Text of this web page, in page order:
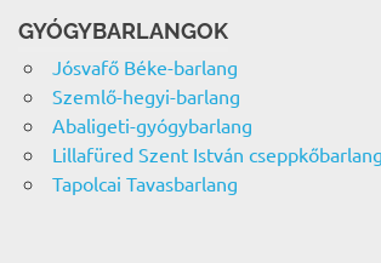
GYÓGYBARLANGOK
Jósvafő Béke-barlang
Szemlő-hegyi-barlang
Abaligeti-gyógybarlang
Lillafüred Szent István cseppkőbarlang
Tapolcai Tavasbarlang